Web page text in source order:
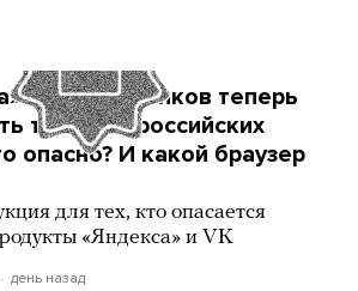
и других банков теперь
только в российских
опасно? И какой браузер
для тех, кто опасается
«Яндекса» и VK
день назад